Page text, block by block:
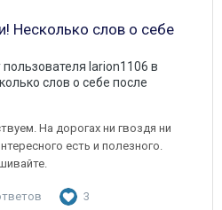
Несколько слов о себе
пользователя larion1106 в
слов о себе после
На дорогах ни гвоздя ни
есть и полезного.
3